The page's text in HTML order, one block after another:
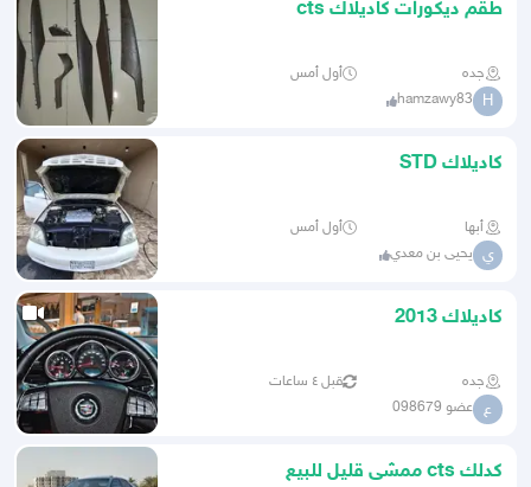
طقم ديكورات كاديلاك cts
جده أول أمس
H
hamzawy83
كاديلاك STD
أبها أول أمس
ي يحيى بن معدي
كاديلاك 2013
جده قبل ٤ ساعات
ع عضو 098679
كدلك cts ممشى قليل للبيع